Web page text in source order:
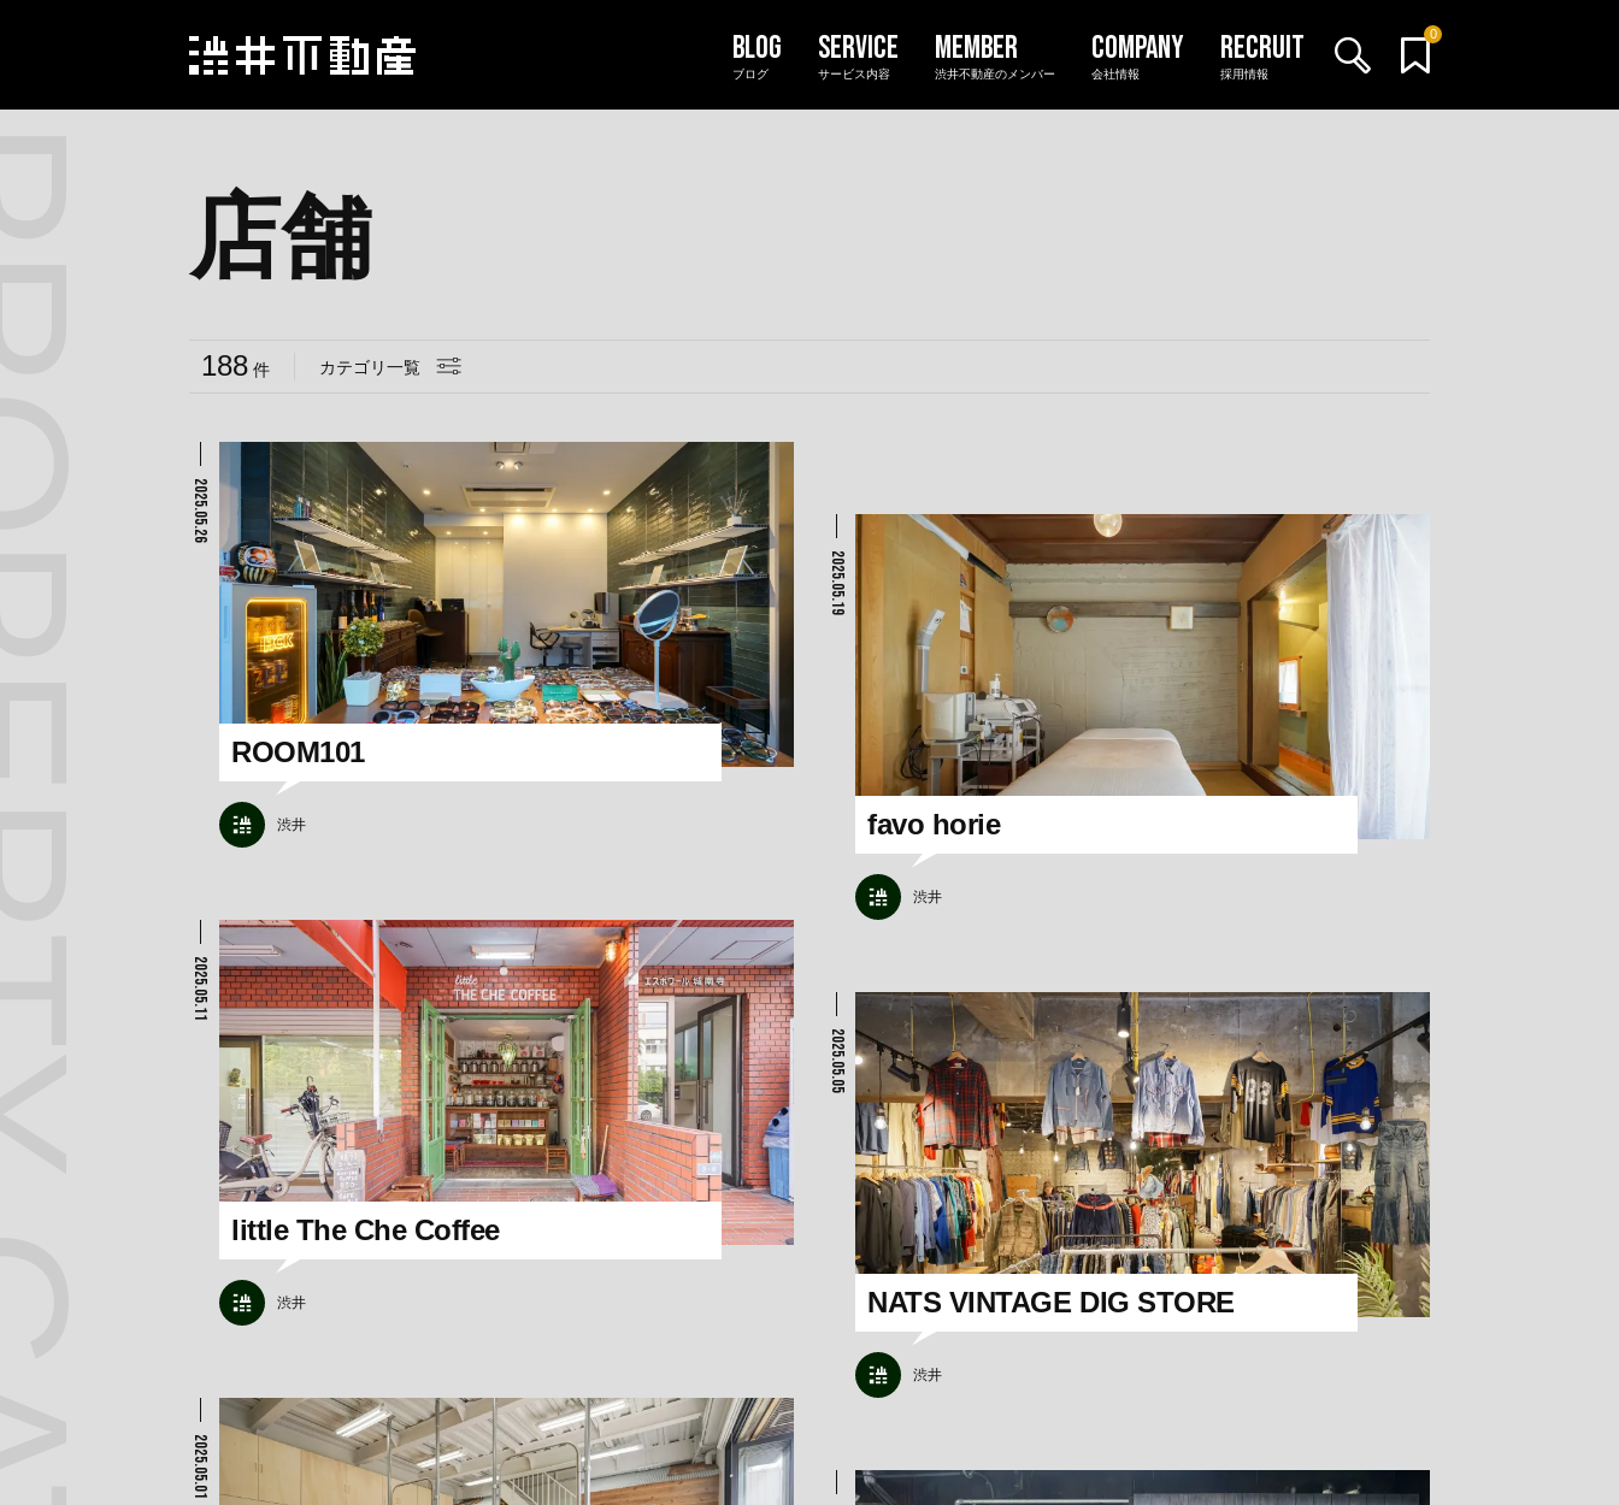
0
ブログ サービス内容 渋井不動産のメンバー 会社情報 採用情報
店舗
188 件 カテゴリ一覧
2025.05.26
ROOM101
渋井
2025.05.19
favo horie
渋井
2025.05.11
little The Che Coffee
渋井
2025.05.05
NATS VINTAGE DIG STORE
渋井
2025.05.01